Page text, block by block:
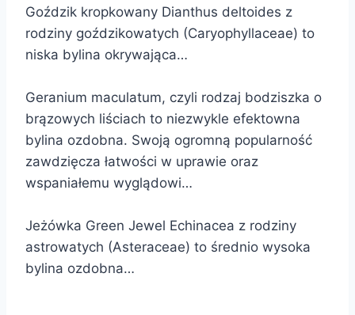
Goździk kropkowany Dianthus deltoides z
rodziny goździkowatych (Caryophyllaceae) to
niska bylina okrywająca…
Geranium maculatum, czyli rodzaj bodziszka o
brązowych liściach to niezwykle efektowna
bylina ozdobna. Swoją ogromną popularność
zawdzięcza łatwości w uprawie oraz
wspaniałemu wyglądowi…
Jeżówka Green Jewel Echinacea z rodziny
astrowatych (Asteraceae) to średnio wysoka
bylina ozdobna…